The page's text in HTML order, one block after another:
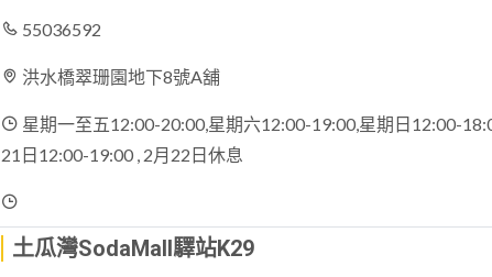
55036592
洪水橋翠珊園地下8號A舖
星期一至五12:00-20:00,星期六12:00-19:00,星期日12:00-
21日12:00-19:00 , 2月22日休息
土瓜灣SodaMall驛站K29